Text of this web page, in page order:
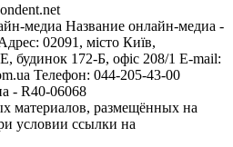
медиа Название онлайн-медиа -
02091, місто Київ,
172-Б, офіс 208/1 E-mail:
Телефон: 044-205-43-00
- R40-06068
материалов, размещённых на
условии ссылки на